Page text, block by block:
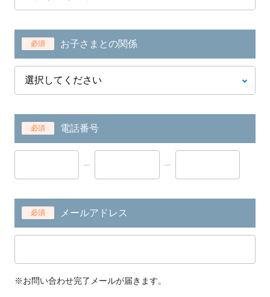
必須 お子さまとの関係
必須 電話番号
必須 メールアドレス
※お問い合わせ完了メールが届きます。